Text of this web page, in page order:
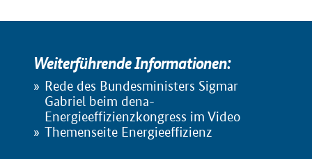
Weiterführende Informationen:
Rede des Bundesministers Sigmar
Gabriel beim dena-
Energieeffizienzkongress im Video
Themenseite Energieeffizienz